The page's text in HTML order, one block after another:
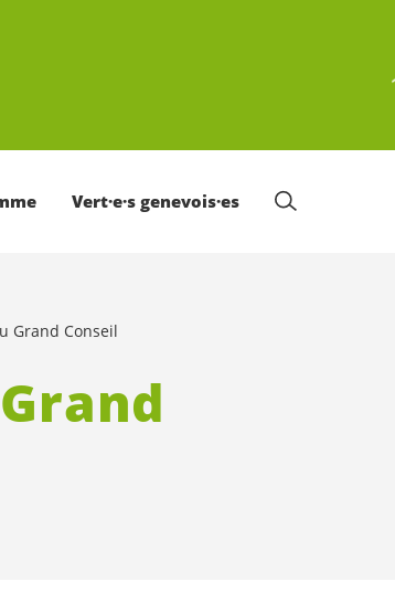
Vert·e·s genevois·es
Grand Conseil